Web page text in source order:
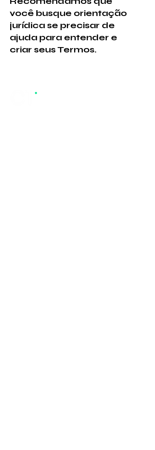
você busque orientação
jurídica se precisar de
ajuda para entender e
criar seus Termos.